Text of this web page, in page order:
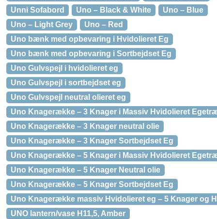
Unni Sofabord
Uno – Black & White
Uno – Blue
Uno – Light Grey
Uno – Red
Uno bænk med opbevaring i Hvidolieret Eg
Uno bænk med opbevaring i Sortbejdset Eg
Uno Gulvspejl i hvidolieret eg
Uno Gulvspejl i sortbejdset eg
Uno Gulvspejl neutral olieret eg
Uno Knagerække – 3 Knager i Massiv Hvidolieret
Uno Knagerække – 3 Knager neutral olie
Uno Knagerække – 3 Knager Sortbejdset Eg
Uno Knagerække – 5 Knager i Massiv Hvidolieret
Uno Knagerække – 5 Knager Neutral olie
Uno Knagerække – 5 Knager Sortbejdset Eg
Uno Knagerække massiv Hvidolieret eg – 5 Knager og
UNO lantern/vase H11,5, Amber